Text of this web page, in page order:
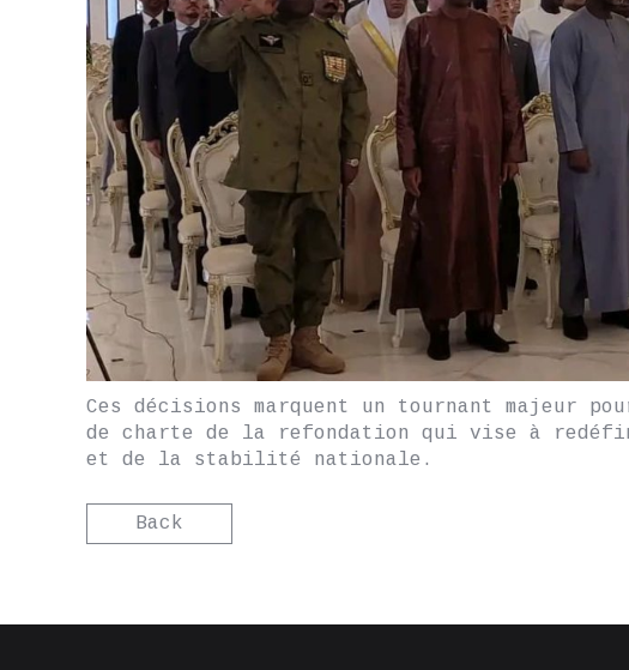
Ces décisions marquent un tournant majeur
de charte de la refondation qui vise à
et de la stabilité nationale.
Back